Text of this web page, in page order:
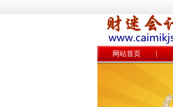
网站首页